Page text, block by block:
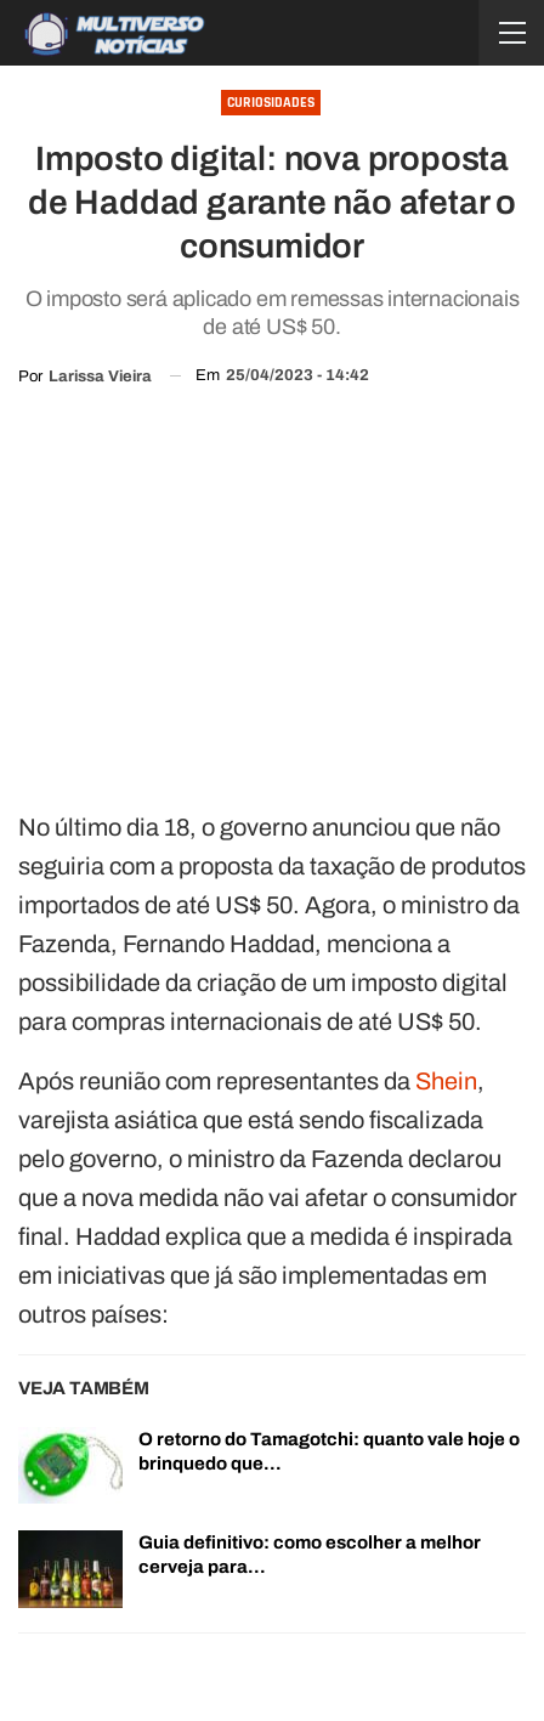
CURIOSIDADES
Imposto digital: nova proposta
de Haddad garante não afetar o
consumidor
O imposto será aplicado em remessas internacionais
de até US$ 50.
Por Larissa Vieira Em 25/04/2023 - 14:42
No último dia 18, o governo anunciou que não
seguiria com a proposta da taxação de produtos
importados de até US$ 50. Agora, o ministro da
Fazenda, Fernando Haddad, menciona a
possibilidade da criação de um imposto digital
para compras internacionais de até US$ 50.
Após reunião com representantes da Shein,
varejista asiática que está sendo fiscalizada
pelo governo, o ministro da Fazenda declarou
que a nova medida não vai afetar o consumidor
final. Haddad explica que a medida é inspirada
em iniciativas que já são implementadas em
outros países:
VEJA TAMBÉM
O retorno do Tamagotchi: quanto vale hoje o
brinquedo que…
Guia definitivo: como escolher a melhor
cerveja para…